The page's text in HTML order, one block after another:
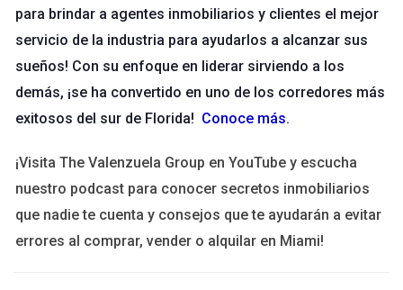
Caso de Éxito 2: Innovación Sostenible
Otro caso inspirador es el equipo "EcoHogar", que se
especializa en propiedades sostenibles y eco-amigables. Su
propósito es no solo vender casas, sino también educar a los
compradores sobre la importancia de vivir en armonía con el
energética y sostenibilidad, han creado una base de clientes
leales que valoran tanto la calidad del hogar como su impacto
ambiental. Este enfoque ha resonado profundamente en una
sociedad cada vez más consciente del cambio climático,
para brindar a agentes inmobiliarios y clientes el mejor
servicio de la industria para ayudarlos a alcanzar sus
sueños! Con su enfoque en liderar sirviendo a los
demás, ¡se ha convertido en uno de los corredores más
exitosos del sur de Florida! Conoce más.
¡Visita The Valenzuela Group en YouTube y escucha
nuestro podcast para conocer secretos inmobiliarios
que nadie te cuenta y consejos que te ayudarán a evitar
errores al comprar, vender o alquilar en Miami!